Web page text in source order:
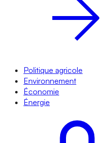
Politique agricole
Environnement
Économie
Énergie